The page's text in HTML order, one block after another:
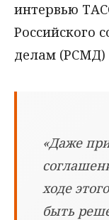
интервью
Российского
делам (РСМД)
«Даже
ходе
быть